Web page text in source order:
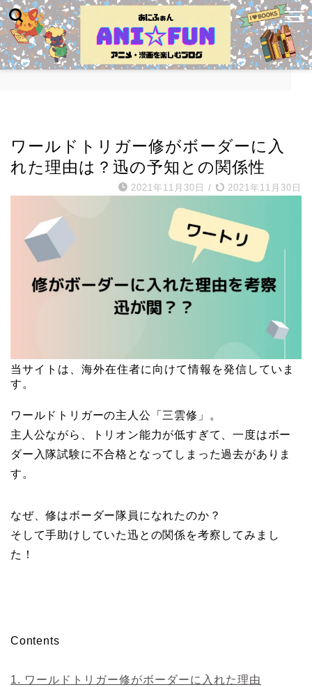
ワールドトリガー修がボーダーに入
れた理由は？迅の予知との関係性
2021年11月30日 / 2021年11月30日
当サイトは、海外在住者に向けて情報を発信していま
す。
ワールドトリガーの主人公「三雲修」。
主人公ながら、トリオン能力が低すぎて、一度はボー
ダー入隊試験に不合格となってしまった過去がありま
す。
なぜ、修はボーダー隊員になれたのか？
そして手助けしていた迅との関係を考察してみまし
た！
Contents
1. ワールドトリガー修がボーダーに入れた理由